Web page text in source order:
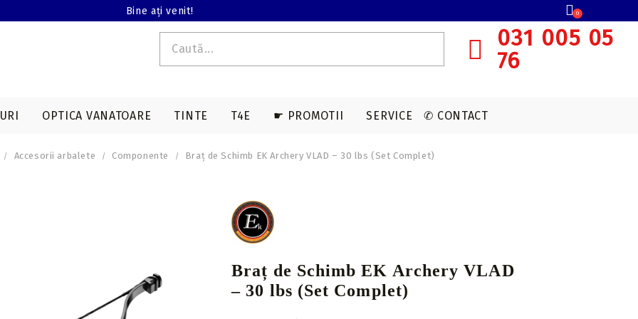
Bine ați venit!
031 005 05
76
0
Nock-uri luminoase
sageti arbaleta
Genti & huse
Corzi & cabluri
Corzi recurve
Accesorii sistem ochire
OPTICA VANATOARE TINTE T4E ☛ PROMOTII SERVICE ✆ CONTACT
Accesorii arbalete Componente Braț de Schimb EK Archery VLAD – 30 lbs (Set Complet)
Braț de Schimb EK Archery VLAD
– 30 lbs (Set Complet)